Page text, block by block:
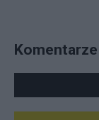
Komentarze